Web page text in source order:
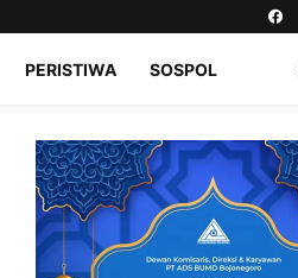
PERISTIWA SOSPOL